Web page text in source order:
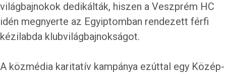
világbajnokok dedikálták, hiszen a Veszprém HC
idén megnyerte az Egyiptomban rendezett férfi
kézilabda klubvilágbajnokságot.
A közmédia karitatív kampánya ezúttal egy Közép-